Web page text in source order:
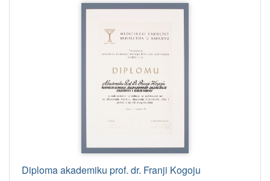
Diploma akademiku prof. dr. Franji Kogoju